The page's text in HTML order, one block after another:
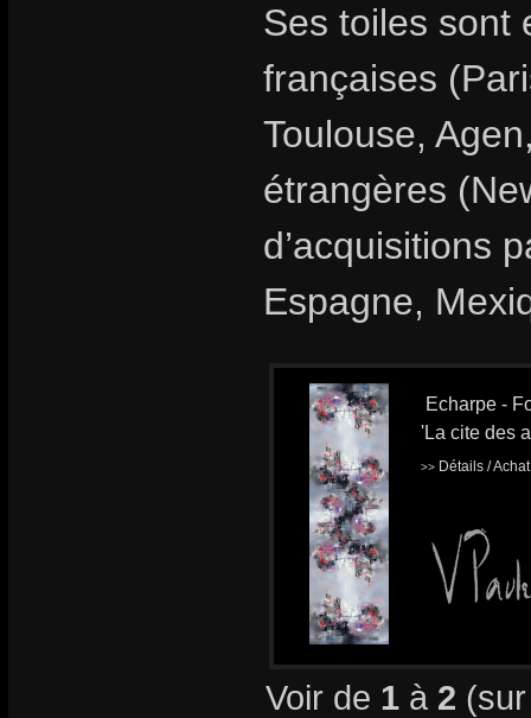
Ses toiles sont
françaises
Toulouse,
étrangères
d’acquisitions
Espagne,
Echarpe -
'La cite des
>> Détails /
Voir de 1 à 2